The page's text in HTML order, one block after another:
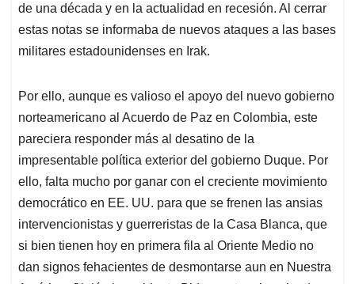
de una década y en la actualidad en recesión. Al cerrar
estas notas se informaba de nuevos ataques a las bases
militares estadounidenses en Irak.
Por ello, aunque es valioso el apoyo del nuevo gobierno
norteamericano al Acuerdo de Paz en Colombia, este
pareciera responder más al desatino de la
impresentable política exterior del gobierno Duque. Por
ello, falta mucho por ganar con el creciente movimiento
democrático en EE. UU. para que se frenen las ansias
intervencionistas y guerreristas de la Casa Blanca, que
si bien tienen hoy en primera fila al Oriente Medio no
dan signos fehacientes de desmontarse aun en Nuestra